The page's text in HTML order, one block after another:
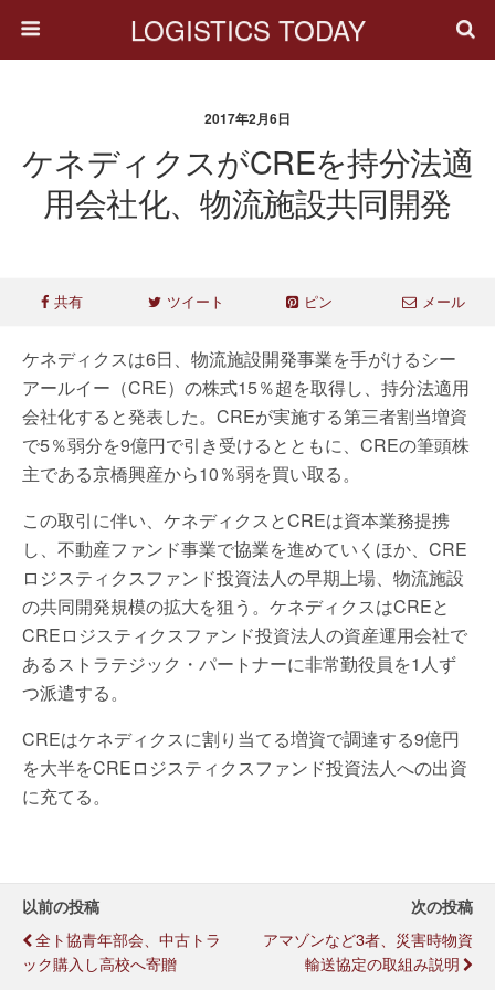
LOGISTICS TODAY
2017年2月6日
ケネディクスがCREを持分法適
用会社化、物流施設共同開発
共有 ツイート ピン メール
ケネディクスは6日、物流施設開発事業を手がけるシー
アールイー（CRE）の株式15％超を取得し、持分法適用
会社化すると発表した。CREが実施する第三者割当増資
で5％弱分を9億円で引き受けるとともに、CREの筆頭株
主である京橋興産から10％弱を買い取る。
この取引に伴い、ケネディクスとCREは資本業務提携
し、不動産ファンド事業で協業を進めていくほか、CRE
ロジスティクスファンド投資法人の早期上場、物流施設
の共同開発規模の拡大を狙う。ケネディクスはCREと
CREロジスティクスファンド投資法人の資産運用会社で
あるストラテジック・パートナーに非常勤役員を1人ず
つ派遣する。
CREはケネディクスに割り当てる増資で調達する9億円
を大半をCREロジスティクスファンド投資法人への出資
に充てる。
以前の投稿
全ト協青年部会、中古トラ
ック購入し高校へ寄贈
次の投稿
アマゾンなど3者、災害時物資
輸送協定の取組み説明